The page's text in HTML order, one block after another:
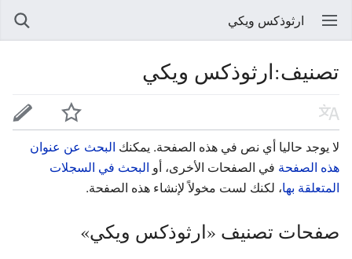
ارثوذكس ويكي
تصنيف:ارثوذكس ويكي
لا يوجد حاليا أي نص في هذه الصفحة. يمكنك البحث عن عنوان
هذه الصفحة في الصفحات الأخرى، أو البحث في السجلات
المتعلقة بها، لكنك لست مخولاً لإنشاء هذه الصفحة.
صفحات تصنيف «ارثوذكس ويكي»